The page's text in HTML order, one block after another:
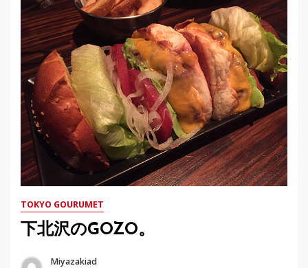
TOKYO GOURUMET
下北沢のGOZO。
Miyazakiad